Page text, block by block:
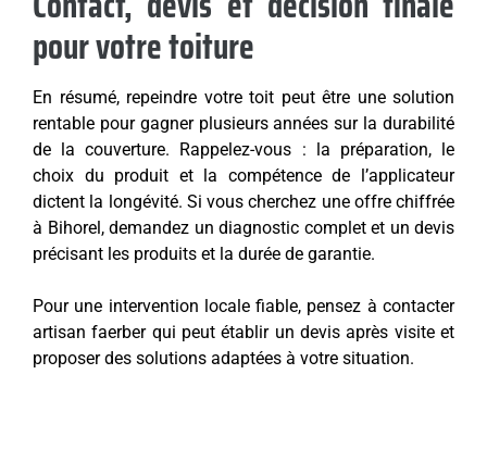
pour votre toiture
En résumé, repeindre votre toit peut être une solution
rentable pour gagner plusieurs années sur la durabilité
de la couverture. Rappelez-vous : la préparation, le
choix du produit et la compétence de l’applicateur
dictent la longévité. Si vous cherchez une offre chiffrée
à Bihorel, demandez un diagnostic complet et un devis
précisant les produits et la durée de garantie.
Pour une intervention locale fiable, pensez à contacter
artisan faerber qui peut établir un devis après visite et
proposer des solutions adaptées à votre situation.